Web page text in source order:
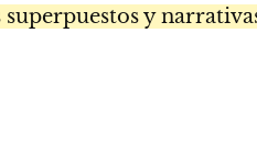
y